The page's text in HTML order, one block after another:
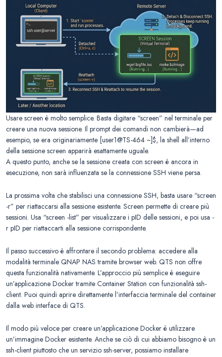
Usare screen è molto semplice. Basta digitare “screen” nel terminale per
creare una nuova sessione. Il prompt dei comandi non cambierà—ad
esempio, se era originariamente [user1@TS-464 ~]$, la shell all’interno
della sessione screen apparirà esattamente uguale.
A questo punto, anche se la sessione creata con screen è ancora in
esecuzione, non sarà influenzata se la connessione SSH viene persa.
La prossima volta che stabilisci una connessione SSH, basta usare “screen
-r” per riattaccarsi alla sessione esistente. Screen permette di creare più
sessioni. Usa “screen -list” per visualizzare i pID delle sessioni, e poi usa -
r pID per riattaccarti alla sessione corrispondente.
Il passo successivo è affrontare il secondo problema: accedere alla
modalità terminale QNAP NAS tramite browser web. QTS non offre
questa funzionalità nativamente. L’approccio più semplice è eseguire
un’applicazione Docker tramite Container Station con funzionalità ssh-
client. Puoi quindi aprire direttamente l’interfaccia terminale del container
dalla web interface di QTS.
Il modo più veloce per creare un’applicazione Docker è utilizzare
un’immagine Docker esistente. Anche se ciò di cui abbiamo bisogno è un
ssh-client piuttosto che un servizio ssh-server, possiamo installare